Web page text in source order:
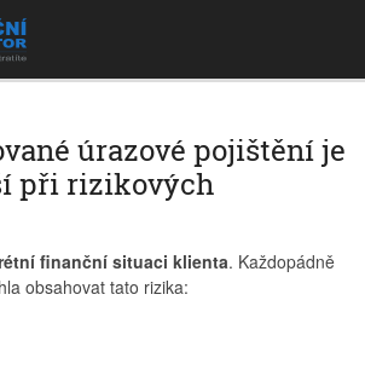
úrazové pojištění je
při rizikových
finanční situaci klienta. Každopádně
obsahovat tato rizika: